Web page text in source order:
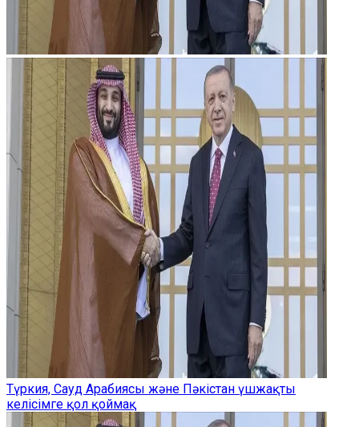
Түркия, Сауд Арабиясы және Пәкістан үшжақты
келісімге қол қоймақ